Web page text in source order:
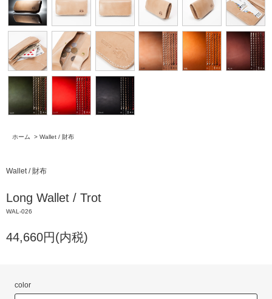
ホーム > Wallet / 財布
Wallet / 財布
Long Wallet / Trot
WAL-026
44,660円(内税)
color